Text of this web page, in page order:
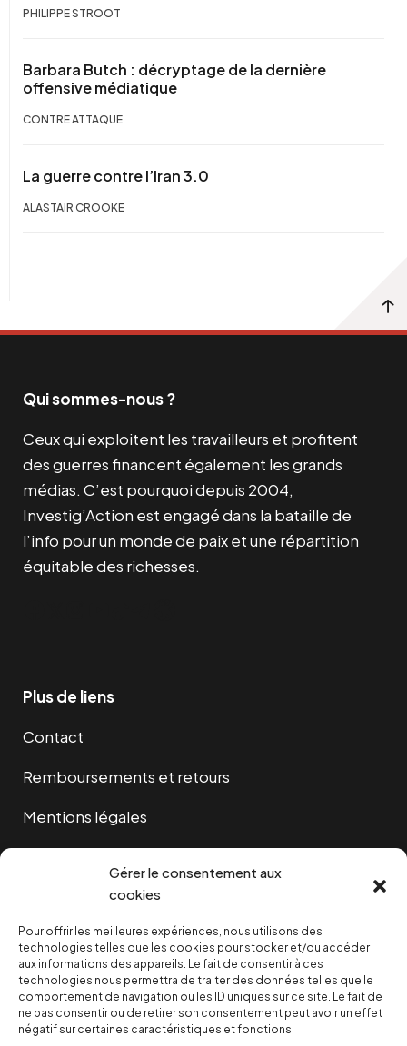
Gérer le consentement aux
cookies
Pour offrir les meilleures expériences, nous utilisons des
technologies telles que les cookies pour stocker et/ou accéder
aux informations des appareils. Le fait de consentir à ces
technologies nous permettra de traiter des données telles que le
comportement de navigation ou les ID uniques sur ce site. Le fait de
ne pas consentir ou de retirer son consentement peut avoir un effet
négatif sur certaines caractéristiques et fonctions.
PHILIPPE STROOT
Barbara Butch : décryptage de la dernière
offensive médiatique
CONTRE ATTAQUE
La guerre contre l’Iran 3.0
ALASTAIR CROOKE
Qui sommes-nous ?
Ceux qui exploitent les travailleurs et profitent
des guerres financent également les grands
médias. C’est pourquoi depuis 2004,
Investig’Action est engagé dans la bataille de
l’info pour un monde de paix et une répartition
équitable des richesses.
Plus de liens
Contact
Remboursements et retours
Mentions légales
NOUS SOUTENIR
NOTRE NEWSLETTER